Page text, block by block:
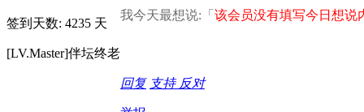
签到天数: 4235 天
[LV.Master]伴坛终老
我今天最想说:「 该会员没有填写今日想说
回复 支持 反对